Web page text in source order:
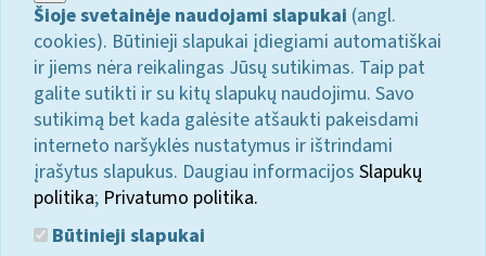
Šioje svetainėje naudojami slapukai (angl.
cookies). Būtinieji slapukai įdiegiami automatiškai
ir jiems nėra reikalingas Jūsų sutikimas. Taip pat
galite sutikti ir su kitų slapukų naudojimu. Savo
sutikimą bet kada galėsite atšaukti pakeisdami
interneto naršyklės nustatymus ir ištrindami
įrašytus slapukus. Daugiau informacijos Slapukų
politika; Privatumo politika.
Būtinieji slapukai